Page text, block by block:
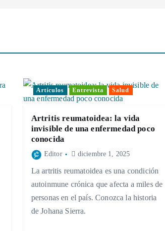
Artículos Entrevista Salud
Artritis reumatoidea: la vida
invisible de una enfermedad poco
conocida
Editor diciembre 1, 2025
La artritis reumatoidea es una condición
autoinmune crónica que afecta a miles de
personas en el país. Conozca la historia
de Johana Sierra.